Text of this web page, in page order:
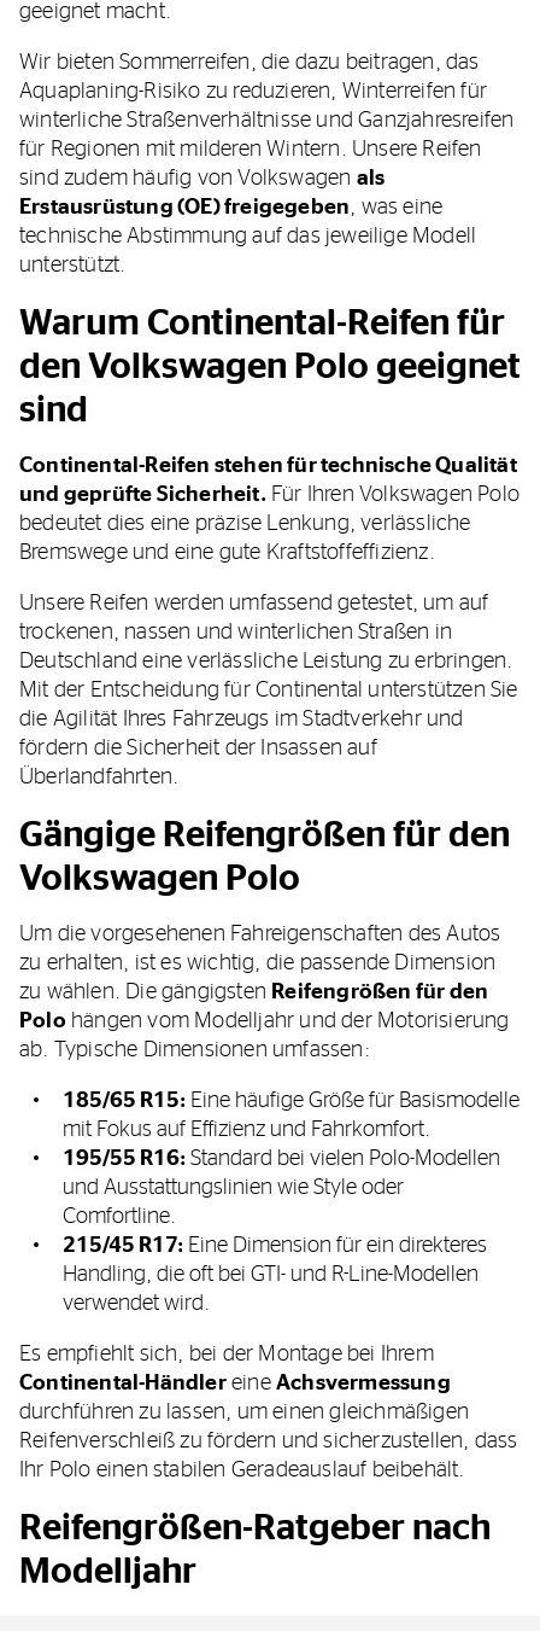
geeignet macht.
Wir bieten Sommerreifen, die dazu beitragen, das
Aquaplaning-Risiko zu reduzieren, Winterreifen für
winterliche Straßenverhältnisse und Ganzjahresreifen
für Regionen mit milderen Wintern. Unsere Reifen
sind zudem häufig von Volkswagen als
Erstausrüstung (OE) freigegeben, was eine
technische Abstimmung auf das jeweilige Modell
unterstützt.
Warum Continental-Reifen für
den Volkswagen Polo geeignet
sind
Continental-Reifen stehen für technische Qualität
und geprüfte Sicherheit.Für Ihren Volkswagen Polo
bedeutet dies eine präzise Lenkung, verlässliche
Bremswege und eine gute Kraftstoffeffizienz.
Unsere Reifen werden umfassend getestet, um auf
trockenen, nassen und winterlichen Straßen in
Deutschland eine verlässliche Leistung zu erbringen.
Mit der Entscheidung für Continental unterstützen Sie
die Agilität Ihres Fahrzeugs im Stadtverkehr und
fördern die Sicherheit der Insassen auf
Überlandfahrten.
Gängige Reifengrößen für den
Volkswagen Polo
Um die vorgesehenen Fahreigenschaften des Autos
zu erhalten, ist es wichtig, die passende Dimension
zu wählen. Die gängigsten Reifengrößen für den
Polo hängen vom Modelljahr und der Motorisierung
ab. Typische Dimensionen umfassen:
185/65 R15: Eine häufige Größe für Basismodelle
mit Fokus auf Effizienz und Fahrkomfort.
195/55 R16: Standard bei vielen Polo-Modellen
und Ausstattungslinien wie Style oder
Comfortline.
215/45 R17: Eine Dimension für ein direkteres
Handling, die oft bei GTI- und R-Line-Modellen
verwendet wird.
Es empfiehlt sich, bei der Montage bei Ihrem
Continental-HändlereineAchsvermessung
durchführen zu lassen, um einen gleichmäßigen
Reifenverschleiß zu fördern und sicherzustellen, dass
Ihr Polo einen stabilen Geradeauslauf beibehält.
Reifengrößen-Ratgeber nach
Modelljahr